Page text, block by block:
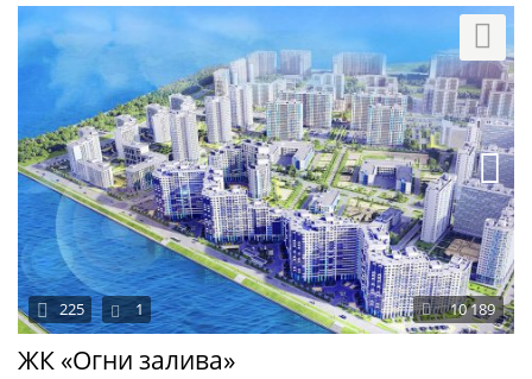
ЖК «Огни залива»
10 189
225 1